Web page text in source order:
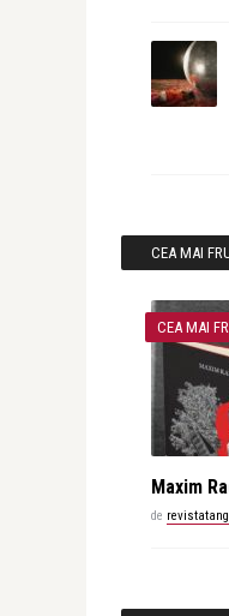
CEA MAI
CEA MAI
Maxim
de